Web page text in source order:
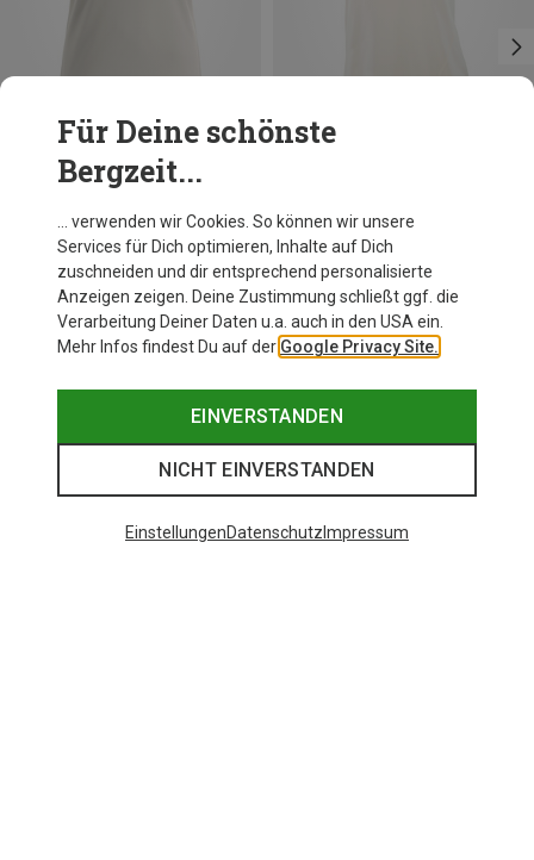
Du sparst 19%
Für Deine schönste
Bergzeit...
… verwenden wir Cookies. So können wir unsere
Services für Dich optimieren, Inhalte auf Dich
zuschneiden und dir entsprechend personalisierte
Anzeigen zeigen. Deine Zustimmung schließt ggf. die
Verarbeitung Deiner Daten u.a. auch in den USA ein.
Mehr Infos findest Du auf der Google Privacy Site.
EINVERSTANDEN
NICHT EINVERSTANDEN
EinstellungenDatenschutz Impressum